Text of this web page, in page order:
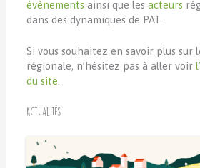
évènements ainsi que lesacteurs
dans des dynamiques de PAT.
Si vous souhaitez en savoir plus sur
régionale, n’hésitez pas à aller voir
du site
Actualités